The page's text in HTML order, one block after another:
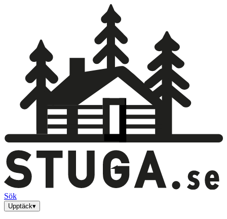
Sök
Upptäck▾